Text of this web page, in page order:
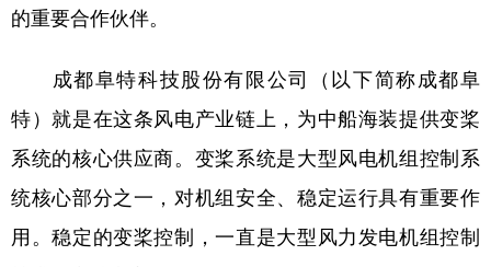
的重要合作伙伴。
成都阜特科技股份有限公司（以下简称成都阜
特）就是在这条风电产业链上，为中船海装提供变桨
系统的核心供应商。变桨系统是大型风电机组控制系
统核心部分之一，对机组安全、稳定运行具有重要作
用。稳定的变桨控制，一直是大型风力发电机组控制